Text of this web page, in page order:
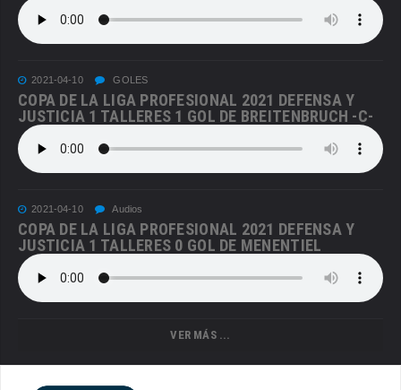
2021-04-10 GOLES
COPA DE LA LIGA PROFESIONAL 2021 DEFENSA Y
JUSTICIA 1 TALLERES 1 GOL DE BREITENBRUCH -C-
2021-04-10 Audios
COPA DE LA LIGA PROFESIONAL 2021 DEFENSA Y
JUSTICIA 1 TALLERES 0 GOL DE MENENTIEL
VER MÁS ...